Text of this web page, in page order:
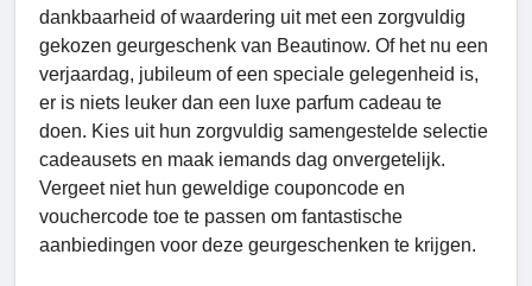
dankbaarheid of waardering uit met een zorgvuldig
gekozen geurgeschenk van Beautinow. Of het nu een
verjaardag, jubileum of een speciale gelegenheid is,
er is niets leuker dan een luxe parfum cadeau te
doen. Kies uit hun zorgvuldig samengestelde selectie
cadeausets en maak iemands dag onvergetelijk.
Vergeet niet hun geweldige couponcode en
vouchercode toe te passen om fantastische
aanbiedingen voor deze geurgeschenken te krijgen.